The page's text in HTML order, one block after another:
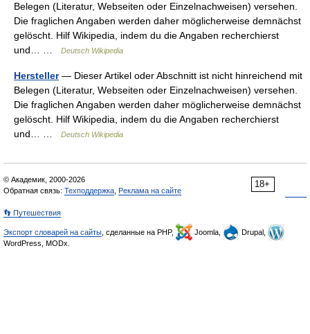
Belegen (Literatur, Webseiten oder Einzelnachweisen) versehen.
Die fraglichen Angaben werden daher möglicherweise demnächst
gelöscht. Hilf Wikipedia, indem du die Angaben recherchierst
und… …
Deutsch Wikipedia
Hersteller— Dieser Artikel oder Abschnitt ist nicht hinreichend mit
Belegen (Literatur, Webseiten oder Einzelnachweisen) versehen.
Die fraglichen Angaben werden daher möglicherweise demnächst
gelöscht. Hilf Wikipedia, indem du die Angaben recherchierst
und… …
Deutsch Wikipedia
18+
© Академик, 2000-2026
Обратная связь: Техподдержка Реклама на сайте
👣 Путешествия
Экспорт словарей на сайты , сделанные на PHP, Joomla,
Drupal,
WordPress, MODx.